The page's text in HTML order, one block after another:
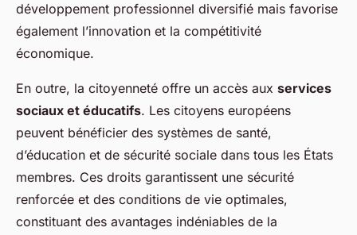
développement professionnel diversifié mais favorise
également l’innovation et la compétitivité
économique.
En outre, la citoyenneté offre un accès aux services
sociaux et éducatifs. Les citoyens européens
peuvent bénéficier des systèmes de santé,
d’éducation et de sécurité sociale dans tous les États
membres. Ces droits garantissent une sécurité
renforcée et des conditions de vie optimales,
constituant des avantages indéniables de la